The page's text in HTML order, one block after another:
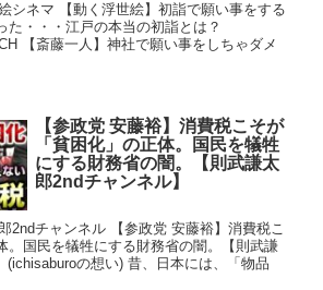
シネマ 【動く浮世絵】初詣で願い事をする
た・・・江戸の本当の初詣とは？
【斎藤一人】神社で願い事をしちゃダメ
【参政党 安藤裕】消費税こそが
「貧困化」の正体。国民を犠牲
にする財務省の闇。【則武謙太
郎2ndチャンネル】
2ndチャンネル 【参政党 安藤裕】消費税こ
。国民を犠牲にする財務省の闇。【則武謙
(ichisaburoの想い) 昔、日本には、「物品